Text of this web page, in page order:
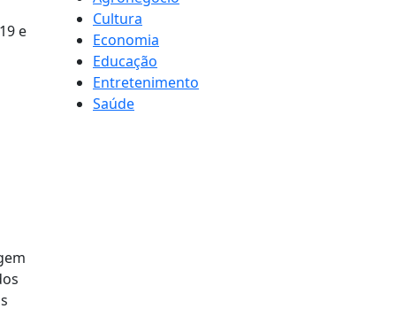
e
Cultura
Economia
Educação
Entretenimento
Saúde